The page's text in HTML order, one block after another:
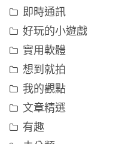
即時通訊
好玩的小遊戲
實用軟體
想到就拍
我的觀點
文章精選
有趣